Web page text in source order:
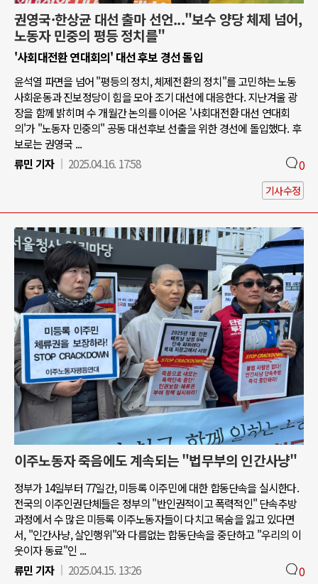
권영국·한상균 대선 출마 선언..."보수 양당 체제 넘어,
노동자 민중의 평등 정치를"
'사회대전환 연대회의' 대선 후보 경선 돌입
윤석열 파면을 넘어 "평등의 정치, 체제전환의 정치"를 고민하는 노동
사회운동과 진보정당이 힘을 모아 조기 대선에 대응한다. 지난겨울 광
장을 함께 밝히며 수 개월간 논의를 이어온 '사회대전환 대선 연대회
의'가 "노동자 민중의" 공동 대선후보 선출을 위한 경선에 돌입했다. 후
보로는 권영국 ...
류민 기자
2025.04.16. 17:58 0
기사수정
이주노동자 죽음에도 계속되는 "법무부의 인간사냥"
정부가 14일부터 77일간, 미등록 이주민에 대한 합동단속을 실시한다.
전국의 이주인권단체들은 정부의 "반인권적이고 폭력적인" 단속추방
과정에서 수 많은 미등록 이주노동자들이 다치고 목숨을 잃고 있다면
서, "인간사냥, 살인행위"와 다름없는 합동단속을 중단하고 "우리의 이
웃이자 동료"인 ...
류민 기자
2025.04.15. 13:26 0